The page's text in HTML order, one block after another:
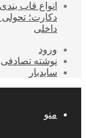
انواع قاب
دکارت؛
داخلی
ورود
نوشته تصادفی
سایدبار
منو